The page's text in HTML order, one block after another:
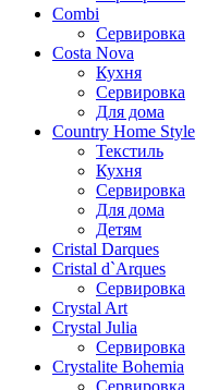
Combi
Сервировка
Costa Nova
Кухня
Сервировка
Для дома
Country Home Style
Текстиль
Кухня
Сервировка
Для дома
Детям
Cristal Darques
Cristal d`Arques
Сервировка
Crystal Art
Crystal Julia
Сервировка
Crystalite Bohemia